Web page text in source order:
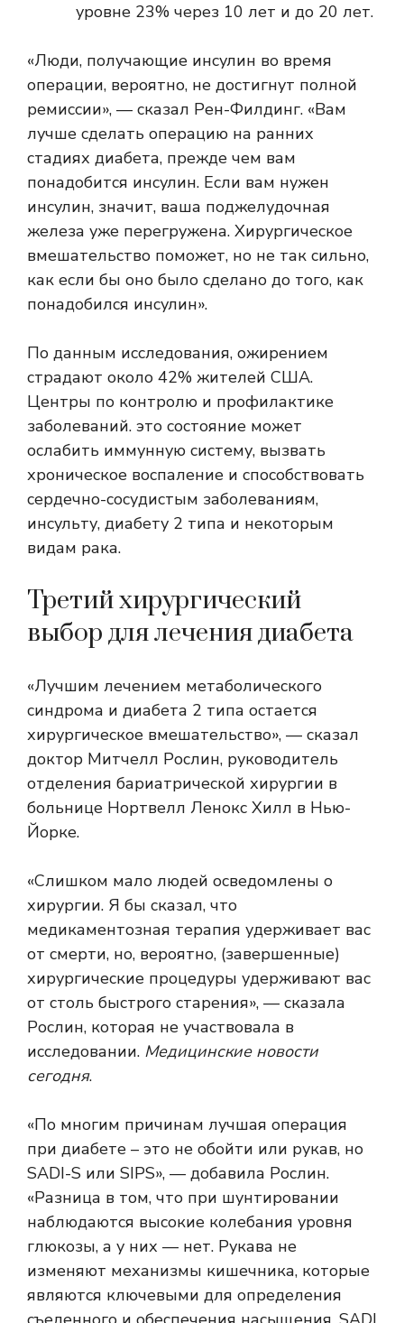
уровне 23% через 10 лет и до 20 лет.
«Люди, получающие инсулин во время
операции, вероятно, не достигнут полной
ремиссии», — сказал Рен-Филдинг. «Вам
лучше сделать операцию на ранних
стадиях диабета, прежде чем вам
понадобится инсулин. Если вам нужен
инсулин, значит, ваша поджелудочная
железа уже перегружена. Хирургическое
вмешательство поможет, но не так сильно,
как если бы оно было сделано до того, как
понадобился инсулин».
По данным исследования, ожирением
страдают около 42% жителей США.
Центры по контролю и профилактике
заболеваний. это состояние может
ослабить иммунную систему, вызвать
хроническое воспаление и способствовать
сердечно-сосудистым заболеваниям,
инсульту, диабету 2 типа и некоторым
видам рака.
Третий хирургический
выбор для лечения диабета
«Лучшим лечением метаболического
синдрома и диабета 2 типа остается
хирургическое вмешательство», — сказал
доктор Митчелл Рослин, руководитель
отделения бариатрической хирургии в
больнице Нортвелл Ленокс Хилл в Нью-
Йорке.
«Слишком мало людей осведомлены о
хирургии. Я бы сказал, что
медикаментозная терапия удерживает вас
от смерти, но, вероятно, (завершенные)
хирургические процедуры удерживают вас
от столь быстрого старения», — сказала
Рослин, которая не участвовала в
исследовании. Медицинские новости
сегодня.
«По многим причинам лучшая операция
при диабете – это не обойти или рукав, но
SADI-S или SIPS», — добавила Рослин.
«Разница в том, что при шунтировании
наблюдаются высокие колебания уровня
глюкозы, а у них — нет. Рукава не
изменяют механизмы кишечника, которые
являются ключевыми для определения